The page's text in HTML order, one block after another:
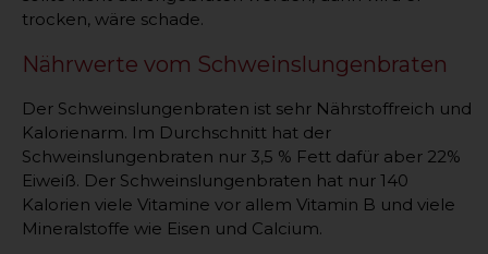
trocken, wäre schade.
Nährwerte vom Schweinslungenbraten
Der Schweinslungenbraten ist sehr Nährstoffreich und
Kalorienarm. Im Durchschnitt hat der
Schweinslungenbraten nur 3,5 % Fett dafür aber 22%
Eiweiß. Der Schweinslungenbraten hat nur 140
Kalorien viele Vitamine vor allem Vitamin B und viele
Mineralstoffe wie Eisen und Calcium.